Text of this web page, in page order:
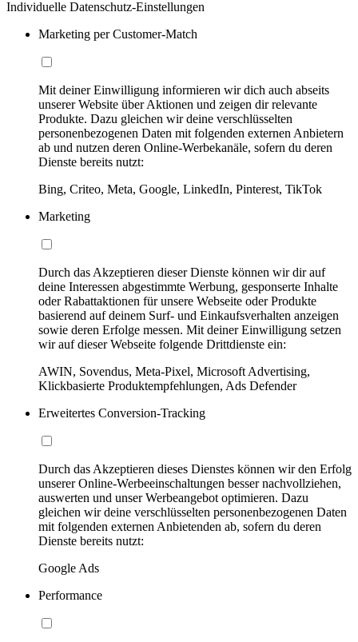
Individuelle Datenschutz-Einstellungen
Marketing per Customer-Match
Mit deiner Einwilligung informieren wir dich auch abseits
unserer Website über Aktionen und zeigen dir relevante
Produkte. Dazu gleichen wir deine verschlüsselten
personenbezogenen Daten mit folgenden externen Anbietern
ab und nutzen deren Online-Werbekanäle, sofern du deren
Dienste bereits nutzt:
Bing, Criteo, Meta, Google, LinkedIn, Pinterest, TikTok
Marketing
Durch das Akzeptieren dieser Dienste können wir dir auf
deine Interessen abgestimmte Werbung, gesponserte Inhalte
oder Rabattaktionen für unsere Webseite oder Produkte
basierend auf deinem Surf- und Einkaufsverhalten anzeigen
sowie deren Erfolge messen. Mit deiner Einwilligung setzen
wir auf dieser Webseite folgende Drittdienste ein:
AWIN, Sovendus, Meta-Pixel, Microsoft Advertising,
Klickbasierte Produktempfehlungen, Ads Defender
Erweitertes Conversion-Tracking
Durch das Akzeptieren dieses Dienstes können wir den Erfolg
unserer Online-Werbeeinschaltungen besser nachvollziehen,
auswerten und unser Werbeangebot optimieren. Dazu
gleichen wir deine verschlüsselten personenbezogenen Daten
mit folgenden externen Anbietenden ab, sofern du deren
Dienste bereits nutzt:
Google Ads
Performance